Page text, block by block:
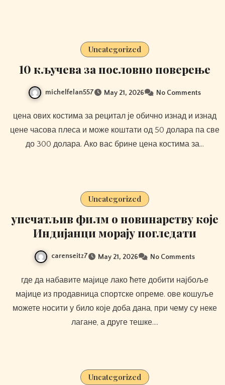
Uncategorized
10 кључева за пословно поверење
michelfelan557 May 21, 2026 No Comments
цена ових костима за рецитал је обично изнад и изнад
цене часова плеса и може коштати од 50 долара па све
до 300 долара. Ако вас брине цена костима за…
Uncategorized
упечатљив филм о новинарству које
Индијанци морају погледати
carenseitz7 May 21, 2026 No Comments
где да набавите мајице лако ћете добити најбоље
мајице из продавница спортске опреме. ове кошуље
можете носити у било које доба дана, при чему су неке
лагане, а друге тешке.…
Uncategorized